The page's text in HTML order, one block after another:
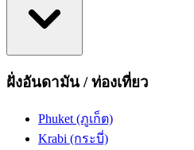
ฝั่งอันดามัน / ท่องเที่ยว
Phuket (ภูเก็ต)
Krabi (กระบี่)